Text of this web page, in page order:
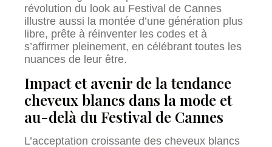
révolution du look au Festival de Cannes
illustre aussi la montée d’une génération plus
libre, prête à réinventer les codes et à
s’affirmer pleinement, en célébrant toutes les
nuances de leur être.
Impact et avenir de la tendance
cheveux blancs dans la mode et
au-delà du Festival de Cannes
L’acceptation croissante des cheveux blancs